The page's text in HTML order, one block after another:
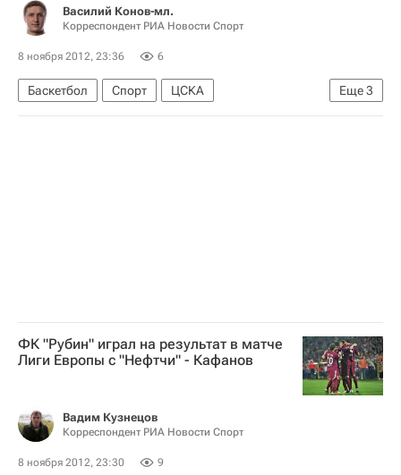
Василий Конов-мл.
Корреспондент РИА Новости Спорт
8 ноября 2012, 23:36 6
Еще3
Баскетбол Спорт
ЦСКА
Барселона (баскетбол)
Аарон Джексон
ФК "Рубин" играл на результат в матче
Лиги Европы с "Нефтчи" - Кафанов
Вадим Кузнецов
Корреспондент РИА Новости Спорт
8 ноября 2012, 23:30 9